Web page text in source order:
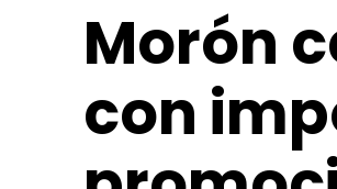
Morón
con